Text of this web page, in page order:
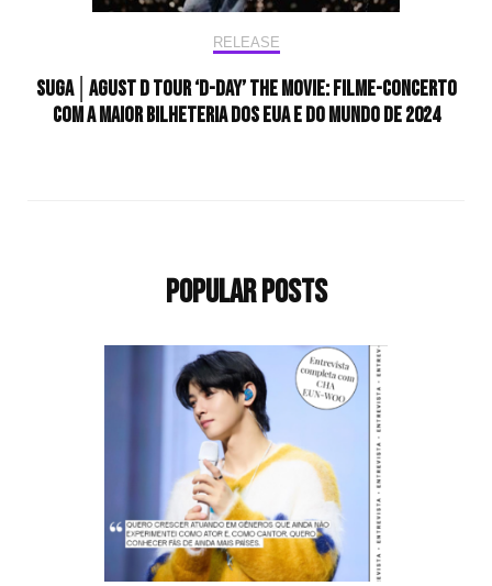
RELEASE
SUGA│Agust D TOUR ‘D-DAY’ THE MOVIE: FILME-CONCERTO
COM A MAIOR BILHETERIA DOS EUA E DO MUNDO DE 2024
Popular Posts